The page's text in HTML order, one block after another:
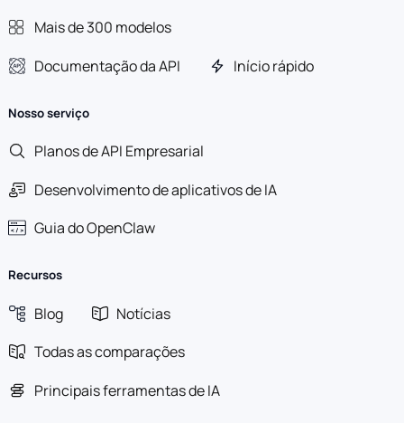
Mais de 300 modelos
Documentação da API
Início rápido
Nosso serviço
Planos de API Empresarial
Desenvolvimento de aplicativos de IA
Guia do OpenClaw
Recursos
Blog
Notícias
Todas as comparações
Principais ferramentas de IA